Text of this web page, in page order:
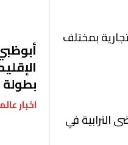
اخبار
بمختلف
الترابية في